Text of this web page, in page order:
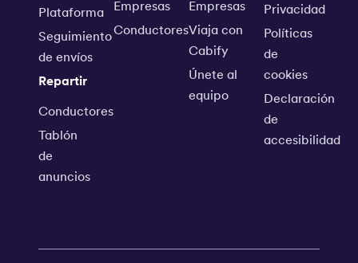
Plataforma
Seguimiento
de envíos
Repartir
Conductores
Tablón
de
anuncios
Empresas
Conductores
Empresas
Viaja con
Cabify
Únete al
equipo
Privacidad
Políticas
de
cookies
Declaración
de
accesibilidad